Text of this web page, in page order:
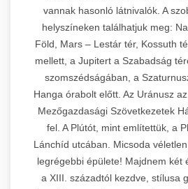
vannak hasonló látnivalók. A
helyszíneken találhatjuk meg:
Föld, Mars – Lestár tér, Kossuth
mellett, a Jupitert a Szabadság
szomszédságában, a
Hanga órabolt előtt. Az Uránusz
Mezőgazdasági Szövetkezetek
fel. A Plútót, mint említettük, a
Lánchíd utcában. Micsoda
legrégebbi épülete! Majdnem két
a XIII. századtól kezdve, stílusa